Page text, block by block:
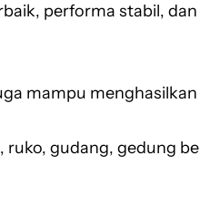
performa stabil,
mampu
gudang, gedung